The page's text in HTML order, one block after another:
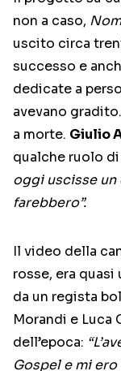
non a caso,
uscito circa
successo e
dedicate a
avevano gradito.
a morte. Giulio
qualche ruolo
oggi uscisse un
farebbero”.
Il video della
rosse, era
da un regista
Morandi e Luca
dell’epoca:
Gospel e mi